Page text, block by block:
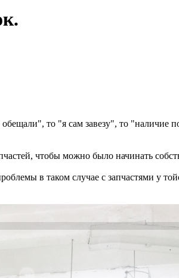
то "я сам завезу", то "наличие
чтобы можно было начинать
в таком случае с запчастями у